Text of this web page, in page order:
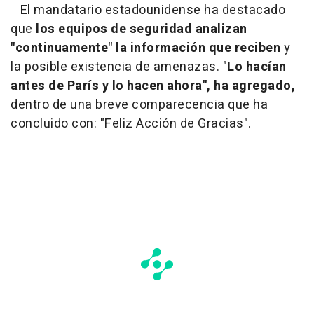
El mandatario estadounidense ha destacado
que los equipos de seguridad analizan
"continuamente" la información que reciben y
la posible existencia de amenazas. "Lo hacían
antes de París y lo hacen ahora", ha agregado,
dentro de una breve comparecencia que ha
concluido con: "Feliz Acción de Gracias".